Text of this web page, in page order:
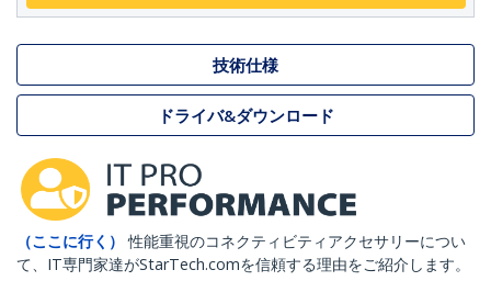
技術仕様
ドライバ&ダウンロード
（ここに行く）
性能重視のコネクティビティアクセサリーについ
て、IT専門家達がStarTech.comを信頼する理由をご紹介します。